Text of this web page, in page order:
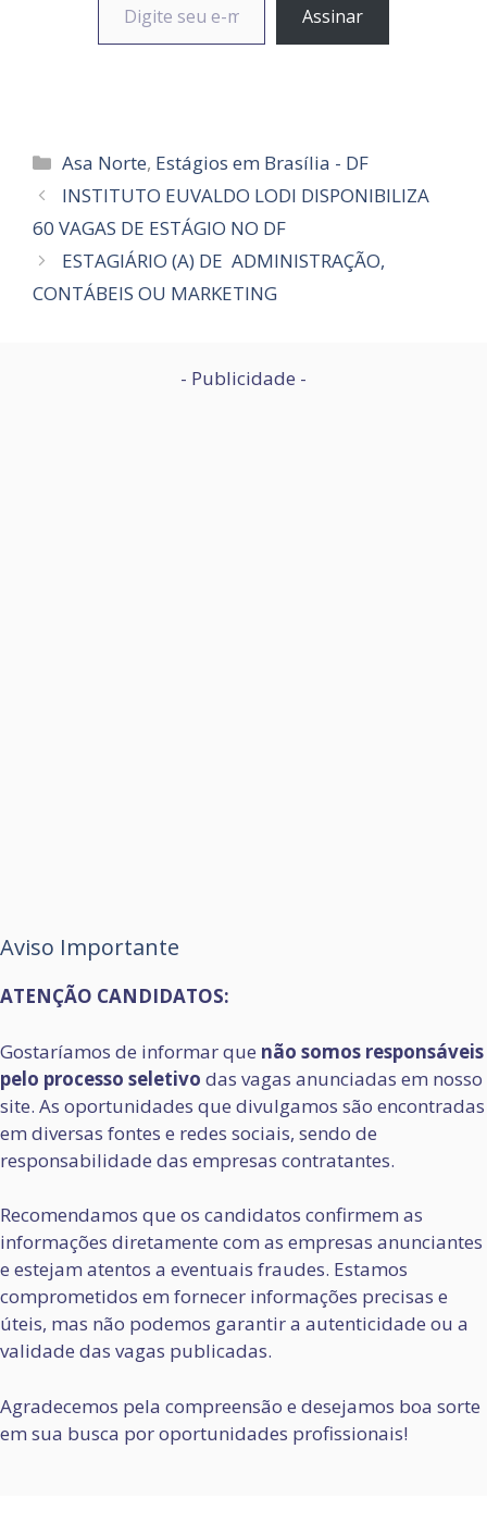
Assinar
Categorias
Asa Norte, Estágios em Brasília - DF
INSTITUTO EUVALDO LODI DISPONIBILIZA
60 VAGAS DE ESTÁGIO NO DF
ESTAGIÁRIO (A) DE ADMINISTRAÇÃO,
CONTÁBEIS OU MARKETING
- Publicidade -
Aviso Importante
ATENÇÃO CANDIDATOS:
Gostaríamos de informar que não somos responsáveis
pelo processo seletivo das vagas anunciadas em nosso
site. As oportunidades que divulgamos são encontradas
em diversas fontes e redes sociais, sendo de
responsabilidade das empresas contratantes.
Recomendamos que os candidatos confirmem as
informações diretamente com as empresas anunciantes
e estejam atentos a eventuais fraudes. Estamos
comprometidos em fornecer informações precisas e
úteis, mas não podemos garantir a autenticidade ou a
validade das vagas publicadas.
Agradecemos pela compreensão e desejamos boa sorte
em sua busca por oportunidades profissionais!